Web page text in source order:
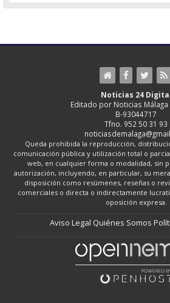
Noticias 24
Editado por Noticias Málaga
B-93044717
Tfno. 952 50 31 93
Queda prohibida la reproducción,
comunicación pública y utilización total o
web, en cualquier forma o modalidad, sin
autorización, incluyendo, en particular, su
disposición como resúmenes, reseñas o
comerciales o directa o indirectamente
oposición expresa.
Aviso Legal Quiénes Somos